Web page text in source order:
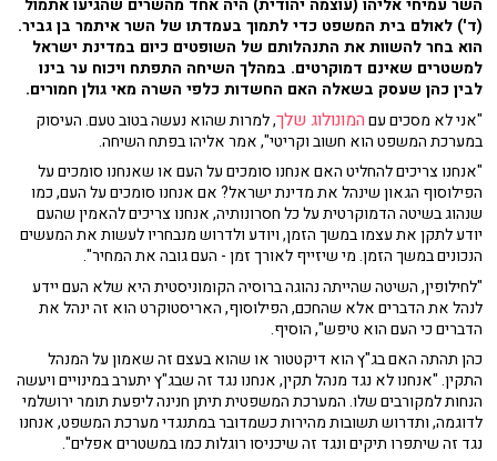
השר עמיחי אליהו (עוצמה יהודית) היה אחד מהשרים שהגיעו אתמול
(ד') לאולם בית המשפט כדי לתמוך בעמדתו של השר איתמר בן גביר.
הוא בחר להשוות את התנהלותם של השופטים כיום במדינת ישראל
למשטרים שאינם דמוקרטים. במהלך השיחה התפתח ויכוח ער בינו
לבין כהן שעסק בשאלה האם החשדות כלפי השרה מאי גולן חמורים.
"אני לא מסכים עםהמונולוג שלך, למרות שהוא נעשה בטוב טעם. העיסוק
במערכת המשפט הוא חשוב וקריטי", אמר אליהו בפתח השיחה.
"אנחנו צריכים להחליט האם אנחנו סומכים על העם או שאנחנו סומכים על
הפילוסוף הגאון שינהל את מדינת ישראל? אם אנחנו סומכים על העם, כמו
שנהוג בשיטה הדמוקרטית על כל חסרונותיה, אנחנו צריכים להאמין שהעם
יודע לתקן את עצמו במשך הזמן, ויודע ולדרוש מנבחריו לעשות את המעשים
הנכונים במשך הזמן. מי שיזייף לאורך זמן - העם גובה את המחיר".
"לחילופין, השיטה שהייתה נהוגה ברוסיה הקומוניסטית היא שלא העם יידע
לנהל את הדברים אלא שהחכם, הפילוסוף, האריסטוקרט הוא זה ינהל את
הדברים כי העם הוא טיפש", הוסיף.
כהן תהתה האם בג"ץ הוא דיקטטור או שהוא בעצם זה שאמון על המנהל
התקין. "אנחנו לא נגד מנהל תקין, אנחנו נגד זה שבג"ץ יתערב במינויים ויעשה
הנחות למקורבים שלו. המערכת המשפטית תיתן חנינה ליפעת תומר ירושלמי
לדוגמה, ותדרוש תשובות מהירות כשמדובר במתנגדי מערכת המשפט, אנחנו
נגד זה שיתפרו תיקים ונגד זה שיכניסו רוגלות כמו במשטרים אפלים".